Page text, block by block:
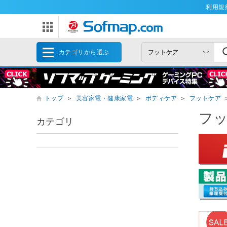
利用規
カテゴリから選ぶ
トップ ＞ 美容家電・健康家電 ＞ ボディケア ＞ フットケア
フ
カテゴリ